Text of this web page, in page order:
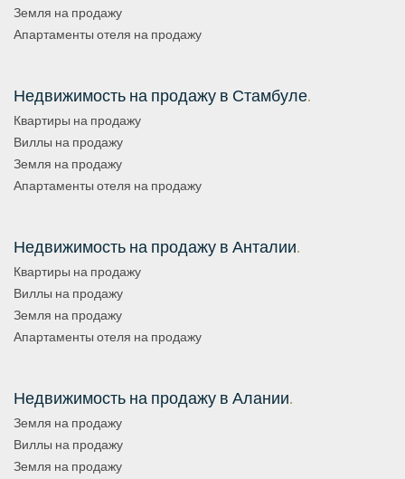
Земля на продажу
Апартаменты отеля на продажу
Недвижимость на продажу в Стамбуле.
Квартиры на продажу
Виллы на продажу
Земля на продажу
Апартаменты отеля на продажу
Недвижимость на продажу в Анталии.
Квартиры на продажу
Виллы на продажу
Земля на продажу
Апартаменты отеля на продажу
Недвижимость на продажу в Алании.
Земля на продажу
Виллы на продажу
Земля на продажу